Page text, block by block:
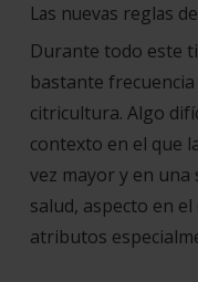
Las nuevas reglas
Durante todo este
bastante
citricultura. Algo
contexto en el que
vez mayor y en
salud, aspecto en
atributos